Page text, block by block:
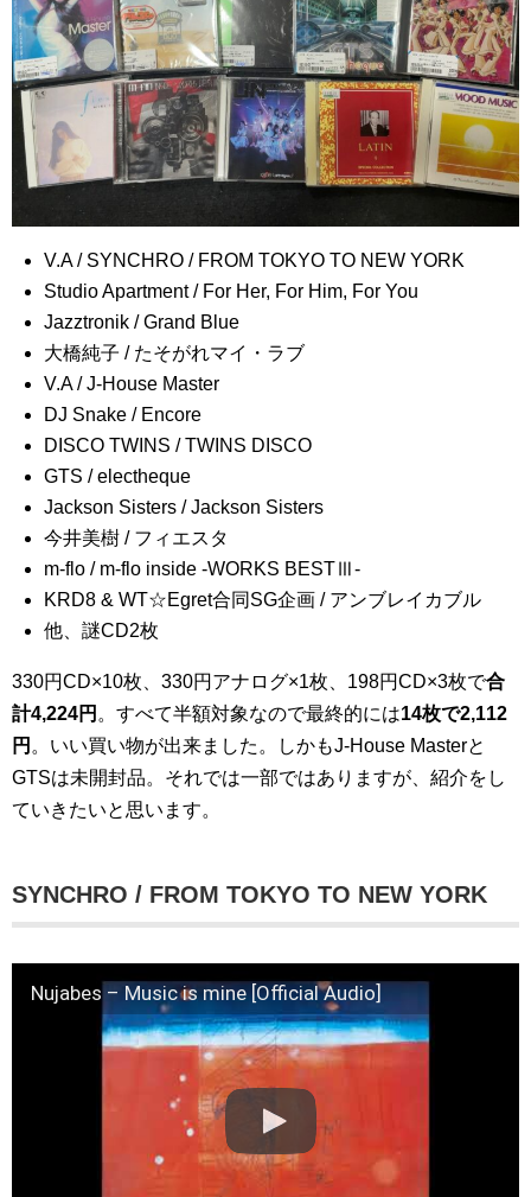
V.A / SYNCHRO / FROM TOKYO TO NEW YORK
Studio Apartment / For Her, For Him, For You
Jazztronik / Grand Blue
大橋純子 / たそがれマイ・ラブ
V.A / J-House Master
DJ Snake / Encore
DISCO TWINS / TWINS DISCO
GTS / electheque
Jackson Sisters / Jackson Sisters
今井美樹 / フィエスタ
m-flo / m-flo inside -WORKS BESTⅢ-
KRD8 & WT☆Egret合同SG企画 / アンブレイカブル
他、謎CD2枚
330円CD×10枚、330円アナログ×1枚、198円CD×3枚で合
計4,224円 。すべて半額対象なので最終的には14枚で2,112
円 。いい買い物が出来ました。しかもJ-House Masterと
GTSは未開封品。それでは一部ではありますが、紹介をし
ていきたいと思います。
SYNCHRO / FROM TOKYO TO NEW YORK
Nujabes – Music is mine [Official Audio]